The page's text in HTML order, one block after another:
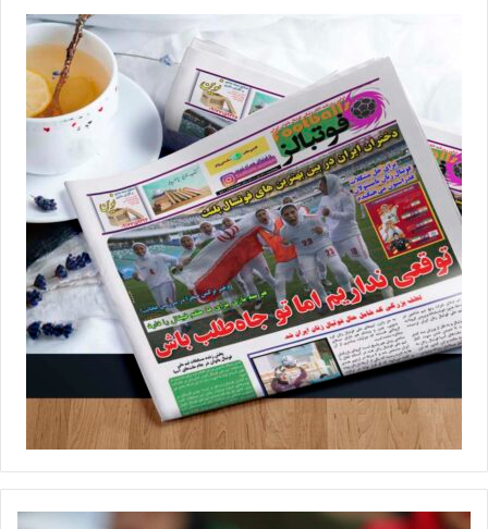
با توجه به کسب 2 پیروزی در مرحله گروهی، تیم ملی زنان فیلیپین
راهی مرحله حذفی شد که آن‌ها باختی 8 گله را مقابل تیم ملی ژاپن
پذیرفتند تا از گردونه رقابت‌ها کنار بروند.
زنان فوتبال ایران در حالی باید از اول تا دهم آبان‌ماه 1402 در شهر برث
پاریس بروند که بعد از گذراندن مرحله نخست انتخابی، آن‌ها تنها 2 بازی
دوستانه برابر تیم ملی روسیه داشته‌اند اما رقبای‌شان حضور در جام
جهانی و یا بازی‌های آسیایی هانگژو را تجربه کرده‌اند. بعد از حذف
امیدهای ایران از بازی‌های آسیایی، بیش از پیش جای خالی تیم ملی
زنان ایران در این رقابت‌ها برای کسب تجربه بیشتر در آستانه مسابقات
انتخابی المپیک نمایان شد و حالا باید دید مسئولان فدراسیون فوتبال و
مدیران کمیته ملی المپیک چه واکنشی نسبت به پافشاری‌شان برای
اعزام تیم امید به جای تیم زنان خواهند داشت!
💻منبع:فوتبال360 📸عکس:فدراسیون فوتبال
◾️با فوتبالز همراه شوید◾️فوتبالز را در اینستاگرام دنبال کنید
◾️
footballs.women@